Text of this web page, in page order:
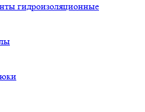
гидроизоляционные